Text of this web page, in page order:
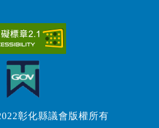
彰化縣議會版權所有